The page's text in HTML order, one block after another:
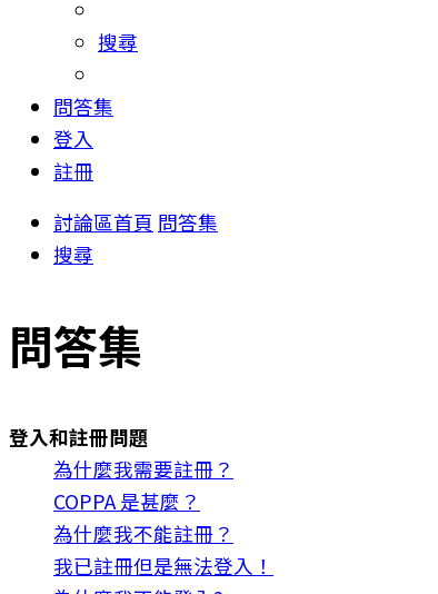
搜尋
問答集
登入
註冊
討論區首頁 問答集
搜尋
問答集
登入和註冊問題
為什麼我需要註冊？
COPPA 是甚麼？
為什麼我不能註冊？
我已註冊但是無法登入！